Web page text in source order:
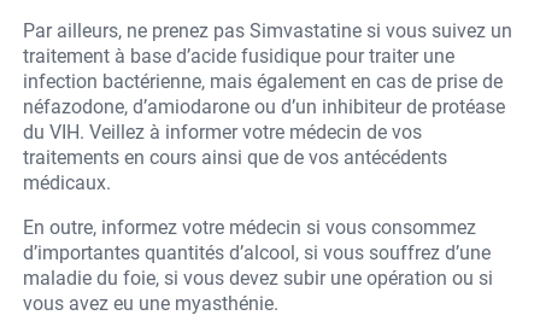
Par ailleurs, ne prenez pas Simvastatine si vous suivez un
traitement à base d’acide fusidique pour traiter une
infection bactérienne, mais également en cas de prise de
néfazodone, d’amiodarone ou d’un inhibiteur de protéase
du VIH. Veillez à informer votre médecin de vos
traitements en cours ainsi que de vos antécédents
médicaux.
En outre, informez votre médecin si vous consommez
d’importantes quantités d’alcool, si vous souffrez d’une
maladie du foie, si vous devez subir une opération ou si
vous avez eu une myasthénie.